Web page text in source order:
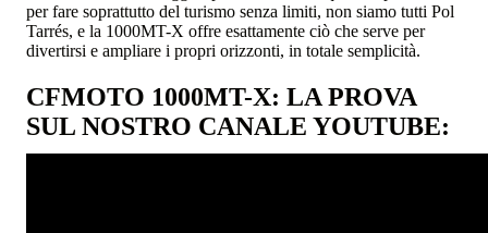
per fare soprattutto del turismo senza limiti, non siamo tutti Pol
Tarrés, e la 1000MT-X offre esattamente ciò che serve per
divertirsi e ampliare i propri orizzonti, in totale semplicità.
CFMOTO 1000MT-X: LA PROVA
SUL NOSTRO CANALE YOUTUBE: